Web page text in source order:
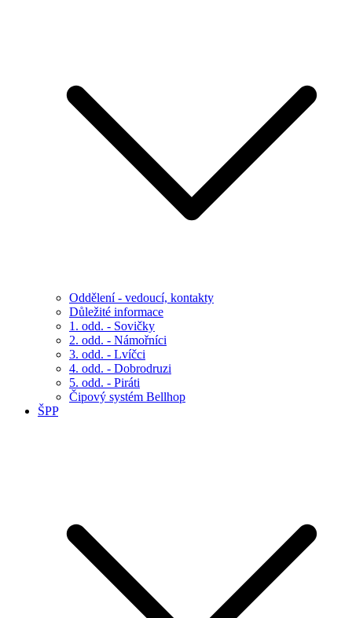
Oddělení - vedoucí, kontakty
Důležité informace
1. odd. - Sovičky
2. odd. - Námořníci
3. odd. - Lvíčci
4. odd. - Dobrodruzi
5. odd. - Piráti
Čipový systém Bellhop
ŠPP